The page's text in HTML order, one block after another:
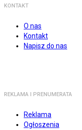
KONTAKT
O nas
Kontakt
Napisz do nas
REKLAMA I PRENUMERATA
Reklama
Ogłoszenia